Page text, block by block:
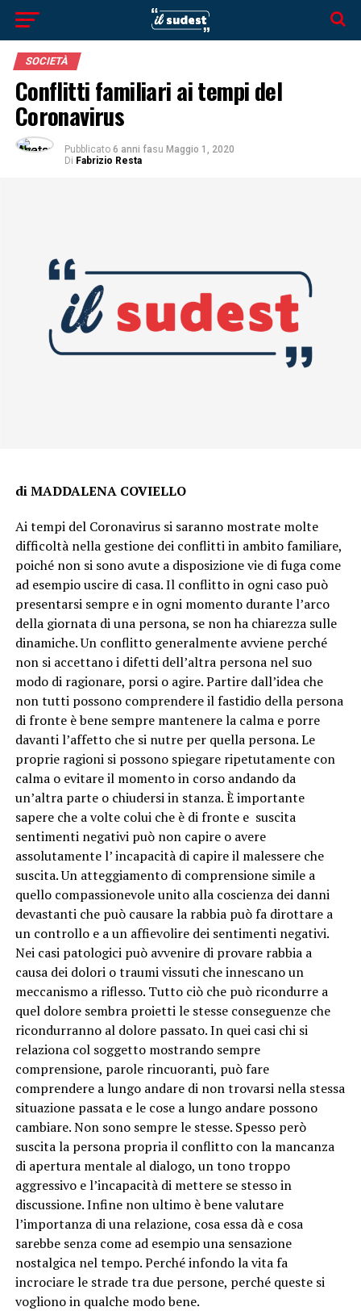
SOCIETÀ
Conflitti familiari ai tempi del
Coronavirus
Pubblicato 6 anni fasu Maggio 1, 2020
Di Fabrizio Resta
di MADDALENA COVIELLO
Ai tempi del Coronavirus si saranno mostrate molte
difficoltà nella gestione dei conflitti in ambito familiare,
poiché non si sono avute a disposizione vie di fuga come
ad esempio uscire di casa. Il conflitto in ogni caso può
presentarsi sempre e in ogni momento durante l’arco
della giornata di una persona, se non ha chiarezza sulle
dinamiche. Un conflitto generalmente avviene perché
non si accettano i difetti dell’altra persona nel suo
modo di ragionare, porsi o agire. Partire dall’idea che
non tutti possono comprendere il fastidio della persona
di fronte è bene sempre mantenere la calma e porre
davanti l’affetto che si nutre per quella persona. Le
proprie ragioni si possono spiegare ripetutamente con
calma o evitare il momento in corso andando da
un’altra parte o chiudersi in stanza. È importante
sapere che a volte colui che è di fronte e suscita
sentimenti negativi può non capire o avere
assolutamente l’ incapacità di capire il malessere che
suscita. Un atteggiamento di comprensione simile a
quello compassionevole unito alla coscienza dei danni
devastanti che può causare la rabbia può fa dirottare a
un controllo e a un affievolire dei sentimenti negativi.
Nei casi patologici può avvenire di provare rabbia a
causa dei dolori o traumi vissuti che innescano un
meccanismo a riflesso. Tutto ciò che può ricondurre a
quel dolore sembra proietti le stesse conseguenze che
ricondurranno al dolore passato. In quei casi chi si
relaziona col soggetto mostrando sempre
comprensione, parole rincuoranti, può fare
comprendere a lungo andare di non trovarsi nella stessa
situazione passata e le cose a lungo andare possono
cambiare. Non sono sempre le stesse. Spesso però
suscita la persona propria il conflitto con la mancanza
di apertura mentale al dialogo, un tono troppo
aggressivo e l’incapacità di mettere se stesso in
discussione. Infine non ultimo è bene valutare
l’importanza di una relazione, cosa essa dà e cosa
sarebbe senza come ad esempio una sensazione
nostalgica nel tempo. Perché infondo la vita fa
incrociare le strade tra due persone, perché queste si
vogliono in qualche modo bene.